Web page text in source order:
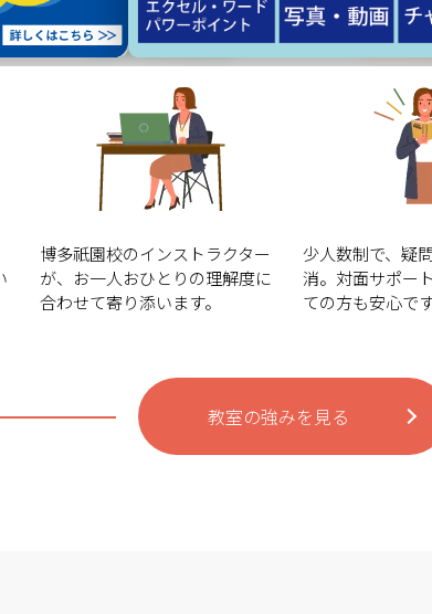
ペースで学習
博多祇園校のインストラクター
が、お一人おひとりの理解度に
合わせて寄り添います。
質問
少人数制で、疑
消。対面サポー
ての方も安心です
教室の強みを見る